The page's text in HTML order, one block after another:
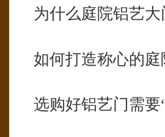
为什么庭院铝艺
如何打造称心的
选购好铝艺门需要